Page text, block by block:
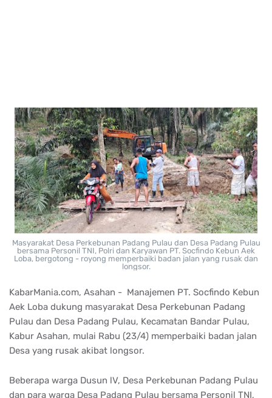
Masyarakat Desa Perkebunan Padang Pulau dan Desa Padang Pulau
bersama Personil TNI, Polri dan Karyawan PT. Socfindo Kebun Aek
Loba, bergotong - royong memperbaiki badan jalan yang rusak dan
longsor.
KabarMania.com, Asahan - Manajemen PT. Socfindo Kebun
Aek Loba dukung masyarakat Desa Perkebunan Padang
Pulau dan Desa Padang Pulau, Kecamatan Bandar Pulau,
Kabur Asahan, mulai Rabu (23/4) memperbaiki badan jalan
Desa yang rusak akibat longsor.
Beberapa warga Dusun lV, Desa Perkebunan Padang Pulau
dan para warga Desa Padang Pulau bersama Personil TNI,